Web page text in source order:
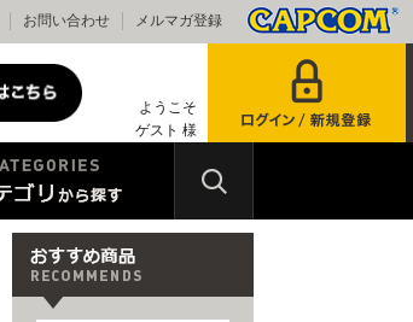
お問い合わせ メルマガ登録
ようこそ
ゲスト 様